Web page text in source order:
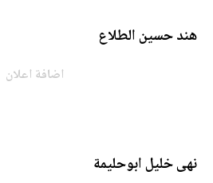
هند حسين الطلاع
اضافة اعلان
نهى خليل ابوحليمة